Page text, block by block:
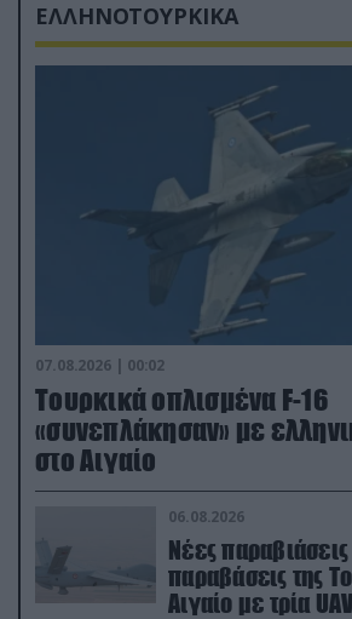
ΕΛΛΗΝΟΤΟΥΡΚΙΚΑ
07.08.2026 | 00:02
Τουρκικά οπλισμένα F-16
«συνεπλάκησαν» με
στο Αιγαίο
06.08.2026
Νέες παραβιάσεις
παραβάσεις της
Αιγαίο με τρία